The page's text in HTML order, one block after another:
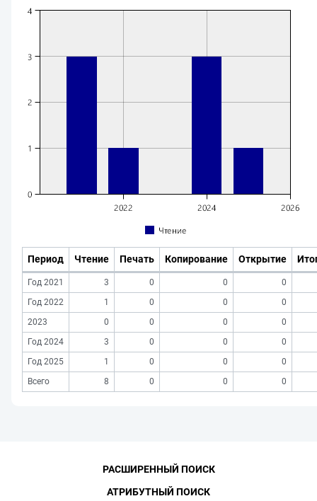
Период Чтение Печать Копирование Открытие
Год 2021 3 0 0
0
Год 2022
1 0 0
0
2023
0 0 0
0
Год 2024
3 0 0
0
Год 2025
1 0 0
0
Всего
8 0 0 0
РАСШИРЕННЫЙ ПОИСК
АТРИБУТНЫЙ ПОИСК